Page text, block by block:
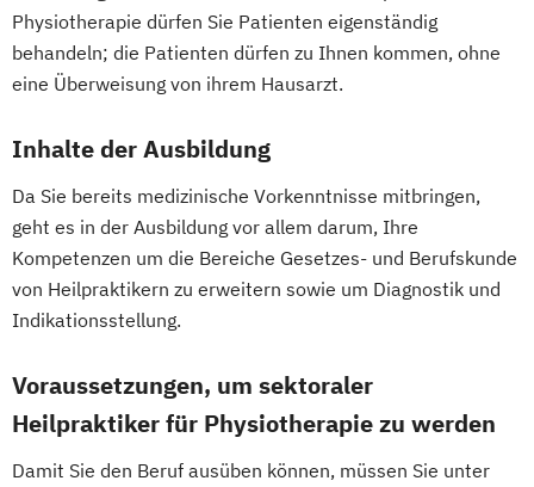
Physiotherapie dürfen Sie Patienten eigenständig
behandeln; die Patienten dürfen zu Ihnen kommen, ohne
eine Überweisung von ihrem Hausarzt.
Inhalte der Ausbildung
Da Sie bereits medizinische Vorkenntnisse mitbringen,
geht es in der Ausbildung vor allem darum, Ihre
Kompetenzen um die Bereiche Gesetzes- und Berufskunde
von Heilpraktikern zu erweitern sowie um Diagnostik und
Indikationsstellung.
Voraussetzungen, um sektoraler
Heilpraktiker für Physiotherapie zu werden
Damit Sie den Beruf ausüben können, müssen Sie unter